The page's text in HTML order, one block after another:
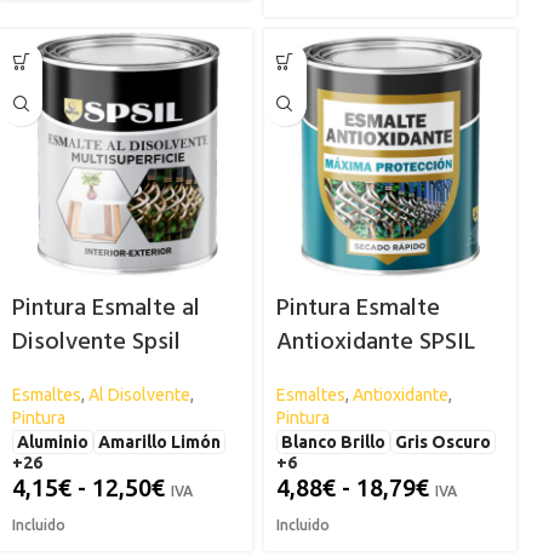
Pintura Esmalte al
Disolvente Spsil
Esmaltes, Al Disolvente,
Pintura
Aluminio Amarillo Limón
+26
4,15€ - 12,50€ IVA
Incluido
Pintura Esmalte
Antioxidante SPSIL
Esmaltes, Antioxidante,
Pintura
Blanco Brillo
Gris Oscuro
+6
4,88€ - 18,79€ IVA
Incluido